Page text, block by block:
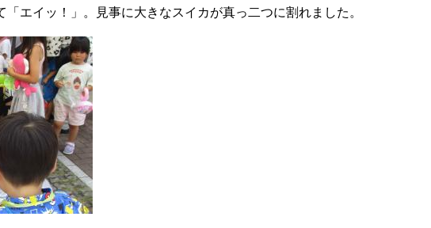
「エイッ！」。見事に大きなスイカが真っ二つに割れました。